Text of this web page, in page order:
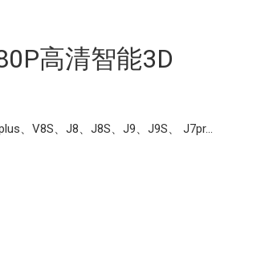
高清智能3D
、V8S、J8、J8S、J9、J9S、 J7pr...